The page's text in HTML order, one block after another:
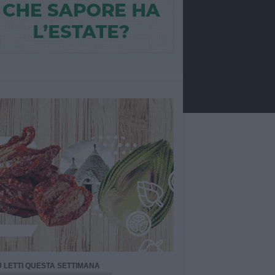
LETTI QUESTA SETTIMANA